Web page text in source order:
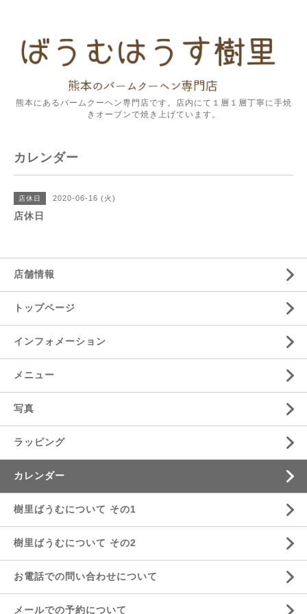
熊本にあるバームクーヘン専門店です。店内にて１層１層丁寧に手焼
きオーブンで焼き上げています。
カレンダー
店休日 2020-06-16 (火)
店休日
店舗情報
トップページ
インフォメーション
メニュー
写真
ラッピング
カレンダー
樹里ばうむについて その1
樹里ばうむについて その2
お電話での問い合わせについて
メールでの予約について